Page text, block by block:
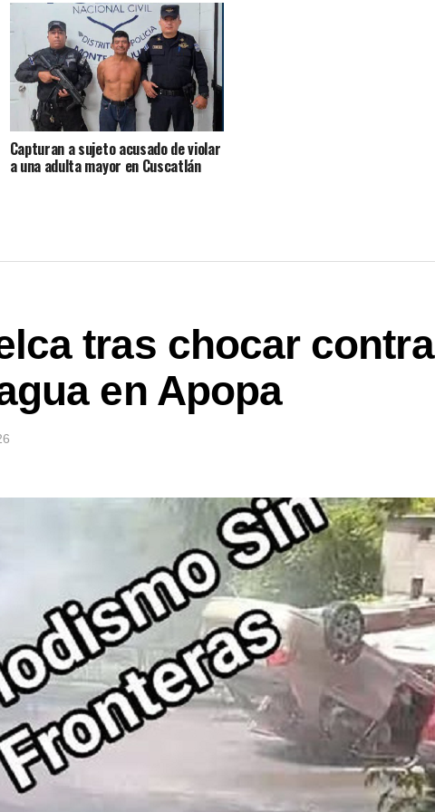
Capturan a sujeto acusado de violar
a una adulta mayor en Cuscatlán
tras chocar contra
en Apopa